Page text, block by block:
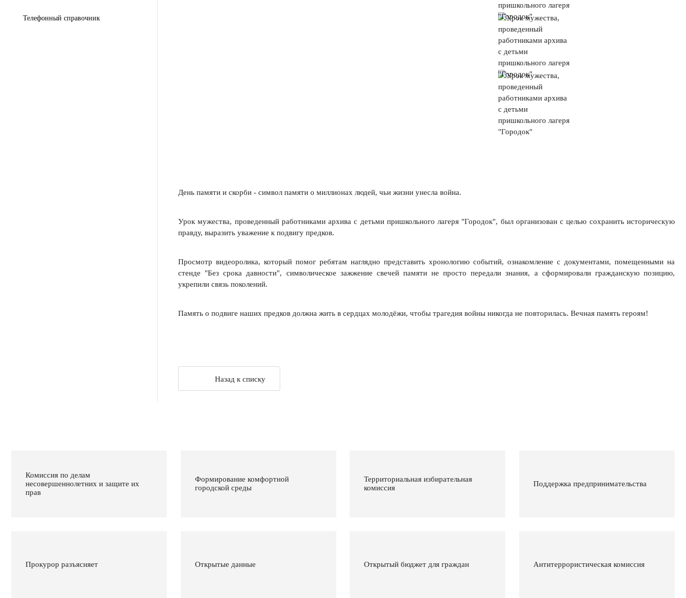
Телефонный справочник
День памяти и скорби - символ памяти о миллионах людей, чьи жизни унесла война.
Урок мужества, проведенный работниками архива с детьми пришкольного лагеря "Городок", был организован с целью сохранить историческую
правду, выразить уважение к подвигу предков.
Просмотр видеоролика, который помог ребятам наглядно представить хронологию событий, ознакомление с документами, помещенными на
стенде "Без срока давности", символическое зажжение свечей памяти не просто передали знания, а сформировали гражданскую позицию,
укрепили связь поколений.
Память о подвиге наших предков должна жить в сердцах молодёжи, чтобы трагедия войны никогда не повторилась. Вечная память героям!
Назад к списку
Комиссия по делам
несовершеннолетних и защите их
прав
Формирование комфортной
городской среды
Территориальная избирательная
комиссия
Поддержка предпринимательства
Прокурор разъясняет Открытые данные Открытый бюджет для граждан Антитеррористическая комиссия